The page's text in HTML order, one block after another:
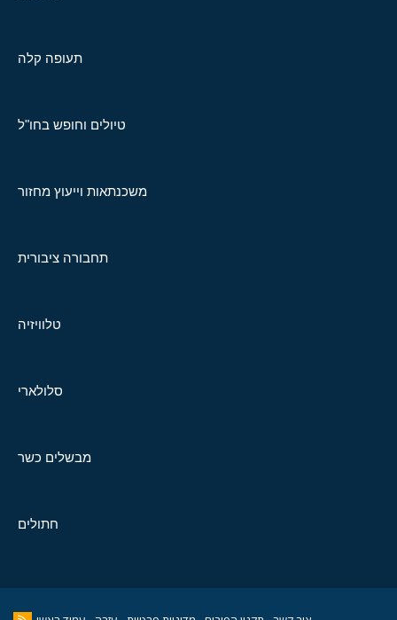
תעופה קלה
טיולים וחופש בחו"ל
משכנתאות וייעוץ מחזור
תחבורה ציבורית
טלוויזיה
סלולארי
מבשלים כשר
חתולים